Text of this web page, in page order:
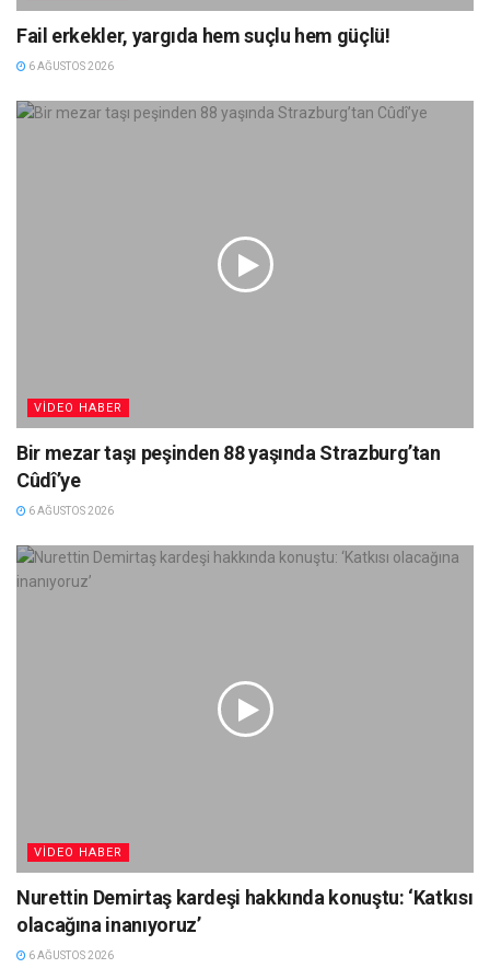
Fail erkekler, yargıda hem suçlu hem güçlü!
6 AĞUSTOS 2026
VIDEO HABER
Bir mezar taşı peşinden 88 yaşında Strazburg’tan
Cûdî’ye
6 AĞUSTOS 2026
VIDEO HABER
Nurettin Demirtaş kardeşi hakkında konuştu: ‘Katkısı
olacağına inanıyoruz’
6 AĞUSTOS 2026